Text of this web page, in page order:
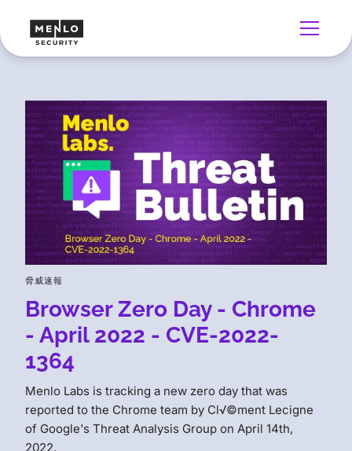
脅威速報
Browser Zero Day - Chrome
- April 2022 - CVE-2022-
1364
Menlo Labs is tracking a new zero day that was
reported to the Chrome team by Cl√©ment Lecigne
of Google's Threat Analysis Group on April 14th,
2022.